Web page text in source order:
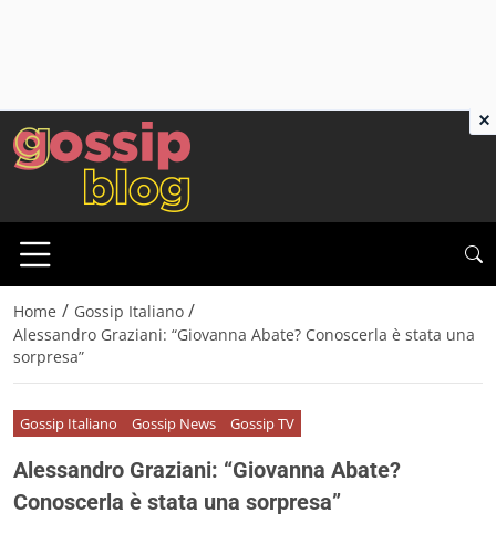
Home / Gossip Italiano /
Alessandro Graziani: “Giovanna Abate? Conoscerla è stata una
sorpresa”
Gossip Italiano Gossip News Gossip TV
Alessandro Graziani: “Giovanna Abate?
Conoscerla è stata una sorpresa”
×